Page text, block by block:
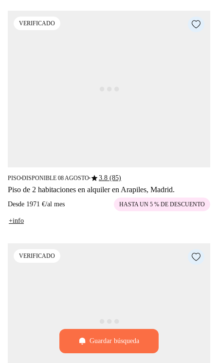
VERIFICADO
PISO■DISPONIBLE 08 AGOSTO■star3.8 (85)
Piso de 2 habitaciones en alquiler en Arapiles, Madrid.
Desde 1971 €/al mes HASTA UN 5 % DE DESCUENTO
+info
VERIFICADO
Guardar búsqueda